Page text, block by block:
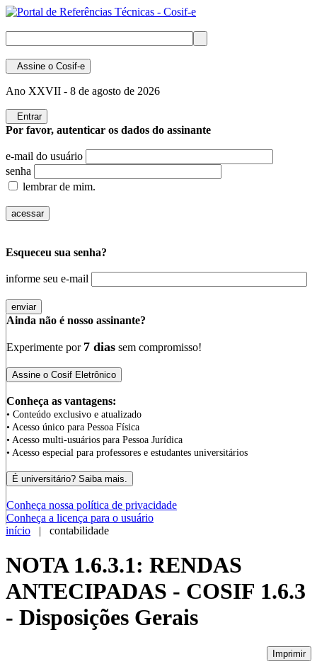
Assine o Cosif-e
Ano XXVII - 8 de agosto de 2026
Entrar
Por favor, autenticar os dados do assinante
e-mail do usuário
senha
lembrar de mim.
Esqueceu sua senha?
informe seu e-mail
Ainda não é nosso assinante?
Experimente por 7 dias sem compromisso!
Conheça as vantagens:
• Conteúdo exclusivo e atualizado
• Acesso único para Pessoa Física
• Acesso multi-usuários para Pessoa Jurídica
• Acesso especial para professores e estudantes universitários
Conheça nossa política de privacidade
Conheça a licença para o usuário
início | contabilidade
NOTA 1.6.3.1: RENDAS
ANTECIPADAS - COSIF 1.6.3
- Disposições Gerais
Imprimir